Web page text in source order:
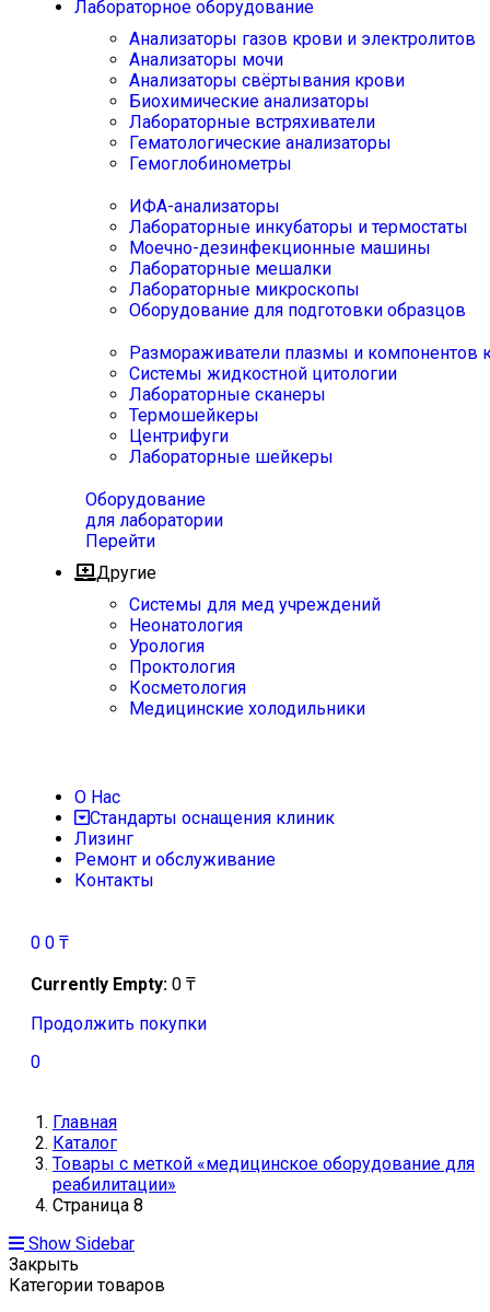
Лабораторное оборудование
Анализаторы газов крови и электролитов
Анализаторы мочи
Анализаторы свёртывания крови
Биохимические анализаторы
Лабораторные встряхиватели
Гематологические анализаторы
Гемоглобинометры
ИФА-анализаторы
Лабораторные инкубаторы и термостаты
Моечно-дезинфекционные машины
Лабораторные мешалки
Лабораторные микроскопы
Оборудование для подготовки образцов
Размораживатели плазмы и компонентов
Системы жидкостной цитологии
Лабораторные сканеры
Термошейкеры
Центрифуги
Лабораторные шейкеры
Оборудование
для лаборатории
Перейти
Другие
Системы для мед учреждений
Неонатология
Урология
Проктология
Косметология
Медицинские холодильники
О Нас
Стандарты оснащения клиник
Лизинг
Ремонт и обслуживание
Контакты
0 0 ₸
Currently Empty: 0 ₸
Продолжить покупки
0
Главная
Каталог
Товары с меткой «медицинское оборудование для
реабилитации»
Страница 8
Show Sidebar
Закрыть
Категории товаров